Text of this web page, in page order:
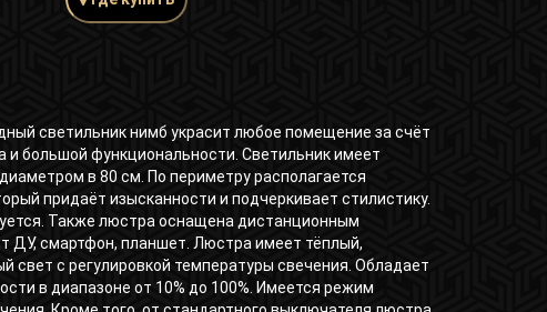
светильник нимб украсит любое помещение за счёт
и большой функциональности. Светильник имеет
в 80 см. По периметру располагается
придаёт изысканности и подчеркивает стилистику.
Также люстра оснащена дистанционным
ДУ, смартфон, планшет. Люстра имеет тёплый,
свет с регулировкой температуры свечения. Обладает
в диапазоне от 10% до 100%. Имеется режим